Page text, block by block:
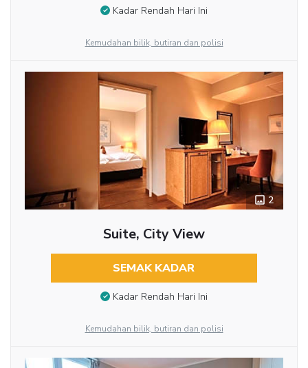
Kadar Rendah Hari Ini
Kemudahan bilik, butiran dan polisi
2
Suite, City View
SEMAK KADAR
Kadar Rendah Hari Ini
Kemudahan bilik, butiran dan polisi